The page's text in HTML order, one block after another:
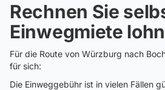
Rechnen Sie
Einwegmiete
Für die Route von Würzburg nach
für sich:
Die Einweggebühr ist in vielen Fällen